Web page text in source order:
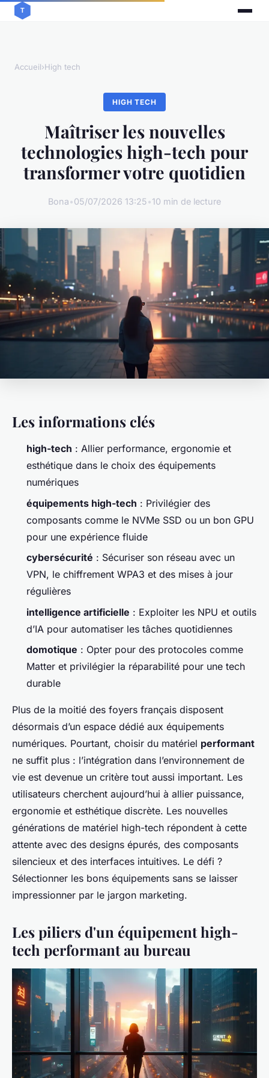
Accueil›High tech
HIGH TECH
Maîtriser les nouvelles
technologies high-tech pour
transformer votre quotidien
Bona•05/07/2026 13:25•10 min de lecture
Les informations clés
high-tech : Allier performance, ergonomie et
esthétique dans le choix des équipements
numériques
équipements high-tech : Privilégier des
composants comme le NVMe SSD ou un bon GPU
pour une expérience fluide
cybersécurité : Sécuriser son réseau avec un
VPN, le chiffrement WPA3 et des mises à jour
régulières
intelligence artificielle : Exploiter les NPU et outils
d’IA pour automatiser les tâches quotidiennes
domotique : Opter pour des protocoles comme
Matter et privilégier la réparabilité pour une tech
durable
Plus de la moitié des foyers français disposent
désormais d’un espace dédié aux équipements
numériques. Pourtant, choisir du matériel performant
ne suffit plus : l’intégration dans l’environnement de
vie est devenue un critère tout aussi important. Les
utilisateurs cherchent aujourd’hui à allier puissance,
ergonomie et esthétique discrète. Les nouvelles
générations de matériel high-tech répondent à cette
attente avec des designs épurés, des composants
silencieux et des interfaces intuitives. Le défi ?
Sélectionner les bons équipements sans se laisser
impressionner par le jargon marketing.
Les piliers d'un équipement high-
tech performant au bureau